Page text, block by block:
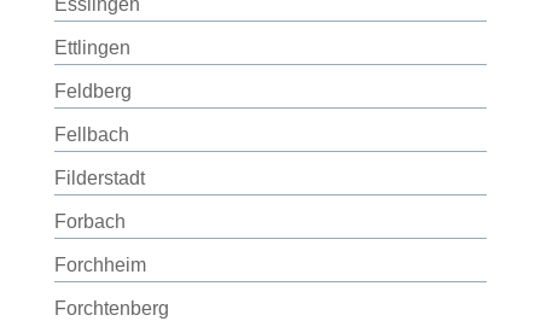
Esslingen
Ettlingen
Feldberg
Fellbach
Filderstadt
Forbach
Forchheim
Forchtenberg